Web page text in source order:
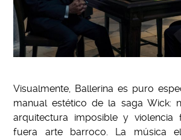
Visualmente, Ballerina es puro
manual estético de la saga Wick:
arquitectura imposible y violencia
fuera arte barroco. La música